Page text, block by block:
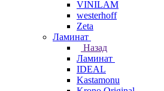
VINILAM
westerhoff
Zeta
Ламинат
Назад
Ламинат
IDEAL
Kastamonu